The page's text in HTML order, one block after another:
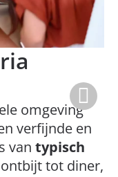
omgeving
verfijnde en
van typisch
ontbijt tot diner,